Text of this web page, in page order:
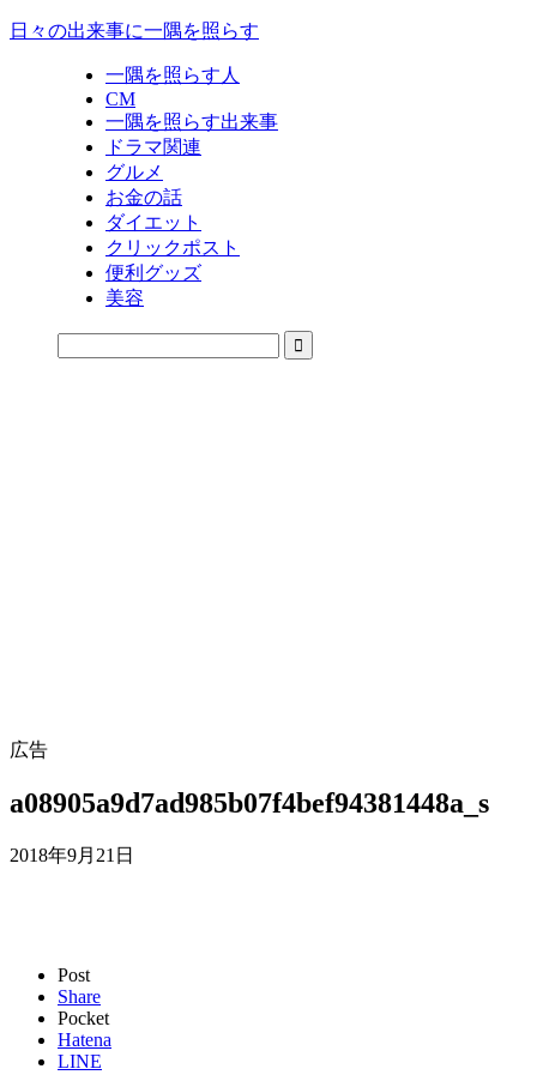
日々の出来事に一隅を照らす
一隅を照らす人
CM
一隅を照らす出来事
ドラマ関連
グルメ
お金の話
ダイエット
クリックポスト
便利グッズ
美容
広告
a08905a9d7ad985b07f4bef94381448a_s
2018年9月21日
Post
Share
Pocket
Hatena
LINE